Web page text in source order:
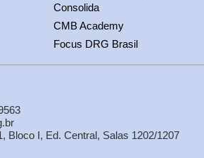
Consolida
CMB Academy
Focus DRG Brasil
Bloco I, Ed. Central, Salas 1202/1207